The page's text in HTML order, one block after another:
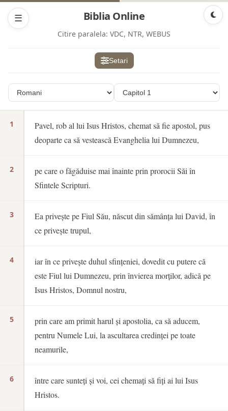
☰ Biblia Online
Citire paralela: VDC, NTR, WEBUS
Setari
1
2
3
4
5
6
Pavel, rob al lui Isus Hristos, chemat să fie apostol, pus
deoparte ca să vestească Evanghelia lui Dumnezeu,
pe care o făgăduise mai înainte prin prorocii Săi în
Sfintele Scripturi.
Ea privește pe Fiul Său, născut din sămânța lui David, în
ce privește trupul,
iar în ce privește duhul sfințeniei, dovedit cu putere că
este Fiul lui Dumnezeu, prin învierea morților, adică pe
Isus Hristos, Domnul nostru,
prin care am primit harul și apostolia, ca să aducem,
pentru Numele Lui, la ascultarea credinței pe toate
neamurile,
între care sunteți și voi, cei chemați să fiți ai lui Isus
Hristos.